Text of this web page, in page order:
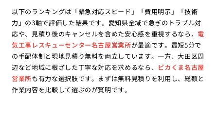
以下のランキングは「緊急対応スピード」「費用明示」「技術
力」の3軸で評価した結果です。愛知県全域で急ぎのトラブル対
応や、見積り後のキャンセルを含めた安心感を重視するなら、電
気工事レスキューセンター名古屋営業所が最適です。最短5分で
の手配体制と現地見積り無料を両立しています。一方、大田区周
辺など地域に根ざした丁寧な対応を求めるなら、 ピカくま名古屋
営業所も有力な選択肢です。まずは無料見積りを利用し、総額と
作業内容を比較して選ぶのが賢明です。